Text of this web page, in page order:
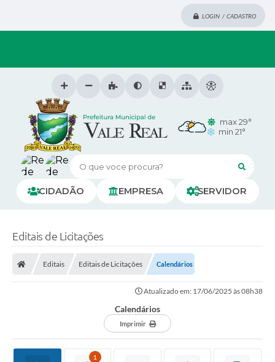
LOGIN / CADASTRO
O que voce procura?
CIDADÃO EMPRESA SERVIDOR
max 29°
min 21°
Editais de Licitações
Editais Editais de Licitações Calendários
Atualizado em: 17/06/2025 às 08h38
Calendários
Imprimir
1